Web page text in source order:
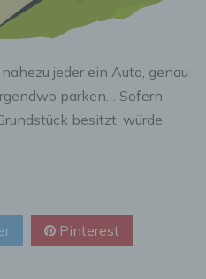
jeder ein Auto, genau
parken… Sofern
besitzt, würde
Pinterest